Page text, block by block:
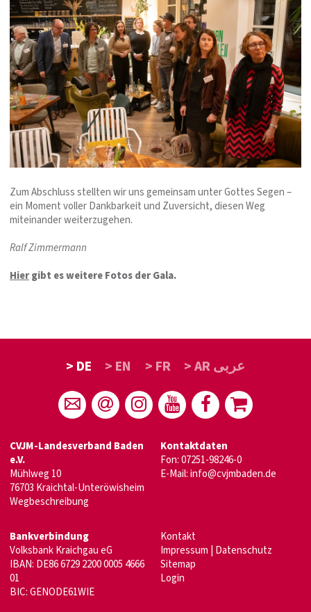
Zum Abschluss stellten wir uns gemeinsam unter Gottes Segen –
ein Moment voller Dankbarkeit und Zuversicht, diesen Weg
miteinander weiterzugehen.
Ralf Zimmermann
Hiergibt es weitere Fotos der Gala.
> DE > EN > FR > AR عربى
CVJM-Landesverband Baden
e.V.
Mühlweg 10
76703 Kraichtal-Unteröwisheim
Wegbeschreibung
Kontaktdaten
Fon: 07251-98246-0
E-Mail:info@cvjmbaden.de
Bankverbindung
Volksbank Kraichgau eG
IBAN: DE86 6729 2200 0005 4666
01
BIC: GENODE61WIE
Kontakt
Impressum Datenschutz
Sitemap
Login